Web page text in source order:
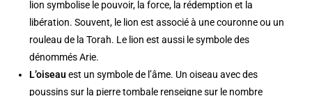
lion symbolise le pouvoir, la force, la rédemption et la
libération. Souvent, le lion est associé à une couronne ou un
rouleau de la Torah. Le lion est aussi le symbole des
dénommés Arie.
L’oiseau est un symbole de l’âme. Un oiseau avec des
poussins sur la pierre tombale renseigne sur le nombre